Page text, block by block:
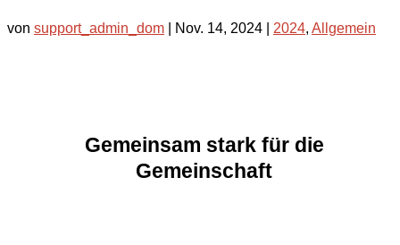
von support_admin_dom Nov. 14, 2024 2024, Allgemein
Gemeinsam stark für die
Gemeinschaft